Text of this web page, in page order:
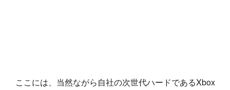
ここには、当然ながら自社の次世代ハードであるXbox